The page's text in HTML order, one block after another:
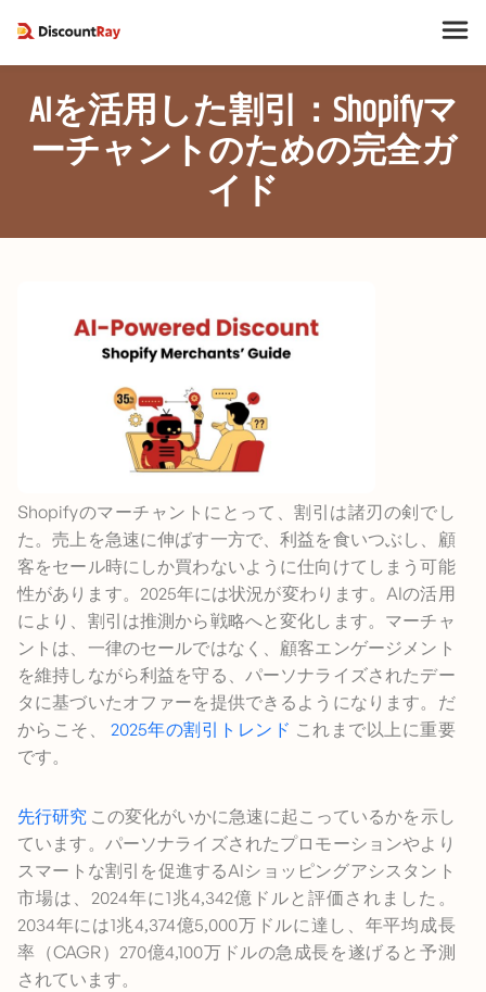
AIを活用した割引：Shopifyマ
ーチャントのための完全ガ
イド
Shopifyのマーチャントにとって、割引は諸刃の剣でし
た。売上を急速に伸ばす一方で、利益を食いつぶし、顧
客をセール時にしか買わないように仕向けてしまう可能
性があります。2025年には状況が変わります。AIの活用
により、割引は推測から戦略へと変化します。マーチャ
ントは、一律のセールではなく、顧客エンゲージメント
を維持しながら利益を守る、パーソナライズされたデー
タに基づいたオファーを提供できるようになります。だ
からこそ、 2025年の割引トレンド これまで以上に重要
です。
先行研究 この変化がいかに急速に起こっているかを示し
ています。パーソナライズされたプロモーションやより
スマートな割引を促進するAIショッピングアシスタント
市場は、2024年に1兆4,342億ドルと評価されました。
2034年には1兆4,374億5,000万ドルに達し、年平均成長
率（CAGR）270億4,100万ドルの急成長を遂げると予測
されています。